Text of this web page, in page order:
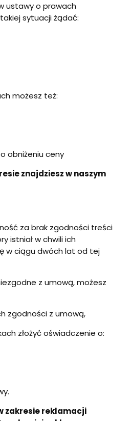
ustawy o prawach
sytuacji żądać:
możesz też:
obniżeniu ceny
znajdziesz w naszym
za brak zgodności treści
istniał w chwili ich
w ciągu dwóch lat od tej
z umową, możesz
zgodności z umową,
złożyć oświadczenie o:
zakresie reklamacji